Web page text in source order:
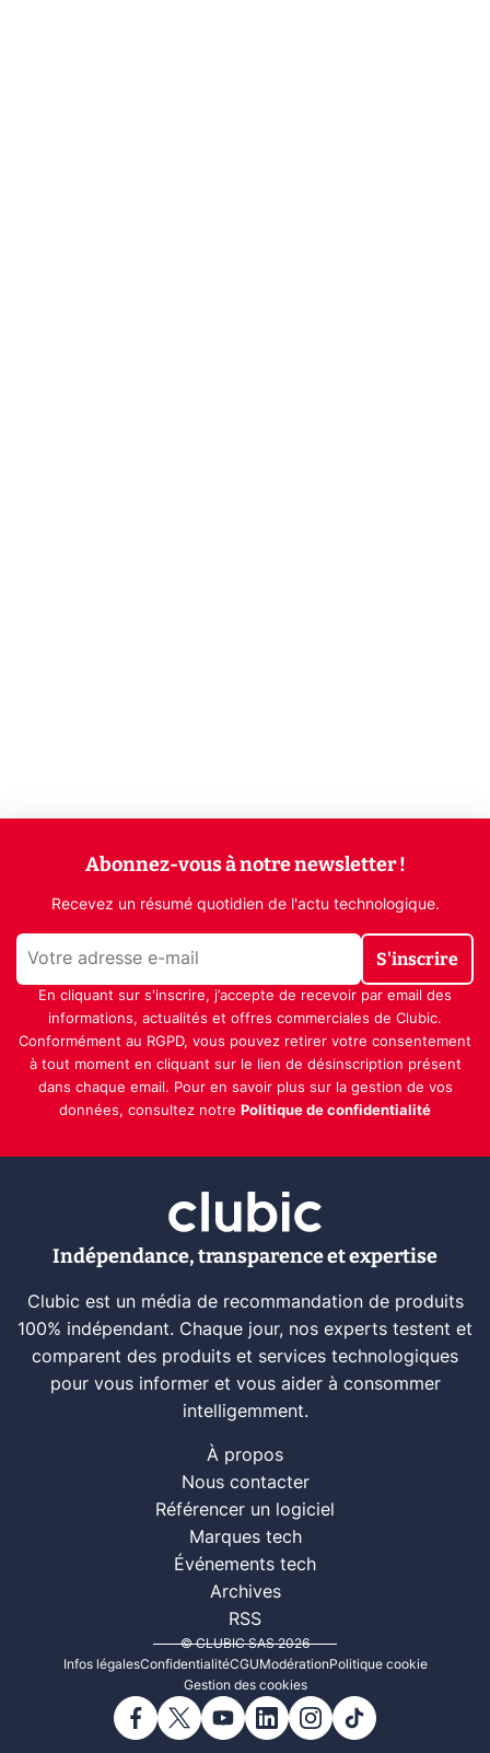
Abonnez-vous à notre newsletter !
Recevez un résumé quotidien de l'actu technologique.
S'inscrire
En cliquant sur s'inscrire, j’accepte de recevoir par email des
informations, actualités et offres commerciales de Clubic.
Conformément au RGPD, vous pouvez retirer votre consentement
à tout moment en cliquant sur le lien de désinscription présent
dans chaque email. Pour en savoir plus sur la gestion de vos
données, consultez notre Politique de confidentialité
Indépendance, transparence et expertise
Clubic est un média de recommandation de produits
100% indépendant. Chaque jour, nos experts testent et
comparent des produits et services technologiques
pour vous informer et vous aider à consommer
intelligemment.
À propos
Nous contacter
Référencer un logiciel
Marques tech
Événements tech
Archives
RSS
© CLUBIC SAS 2026
Infos légalesConfidentialitéCGUModérationPolitique cookie
Gestion des cookies